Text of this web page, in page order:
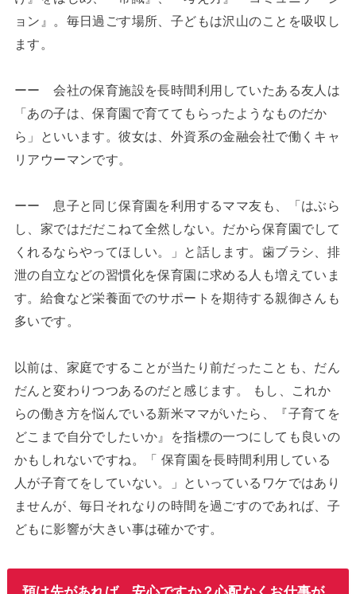
ョン』。毎日過ごす場所、子どもは沢山のことを吸収し
ます。
ーー 会社の保育施設を長時間利用していたある友人は
「あの子は、保育園で育ててもらったようなものだか
ら」といいます。彼女は、外資系の金融会社で働くキャ
リアウーマンです。
ーー 息子と同じ保育園を利用するママ友も、「はぶら
し、家ではだだこねて全然しない。だから保育園でして
くれるならやってほしい。」と話します。歯ブラシ、排
泄の自立などの習慣化を保育園に求める人も増えていま
す。給食など栄養面でのサポートを期待する親御さんも
多いです。
以前は、家庭ですることが当たり前だったことも、だん
だんと変わりつつあるのだと感じます。 もし、これか
らの働き方を悩んでいる新米ママがいたら、『子育てを
どこまで自分でしたいか』を指標の一つにしても良いの
かもしれないですね。「 保育園を長時間利用している
人が子育てをしていない。」といっているワケではあり
ませんが、毎日それなりの時間を過ごすのであれば、子
どもに影響が大きい事は確かです。